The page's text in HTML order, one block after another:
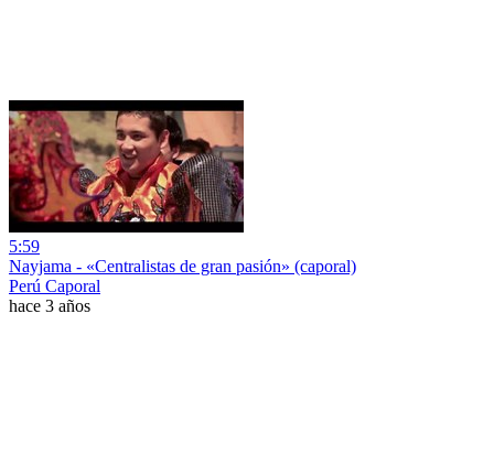
5:59
Nayjama - «Centralistas de gran pasión» (caporal)
Perú Caporal
hace 3 años